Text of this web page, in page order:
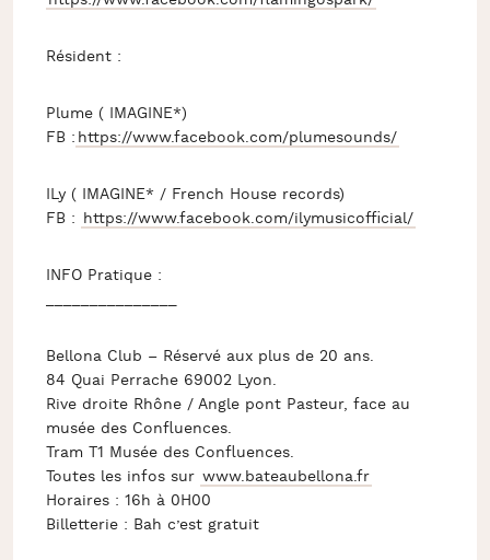
Résident :
Plume ( IMAGINE*)
FB : https://www.facebook.com/plumesounds/
ILy ( IMAGINE* / French House records)
FB : https://www.facebook.com/ilymusicofficial/
INFO Pratique :
Bellona Club – Réservé aux plus de 20 ans.
84 Quai Perrache 69002 Lyon.
Rive droite Rhône / Angle pont Pasteur, face au
musée des Confluences.
Tram T1 Musée des Confluences.
Toutes les infos sur www.bateaubellona.fr
Horaires : 16h à 0H00
Billetterie : Bah c’est gratuit